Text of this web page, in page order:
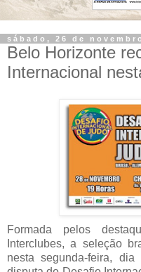
sábado, 26 de
Belo Horizonte
Internacional
Formada pelos
Interclubes, a seleção
nesta segunda-feira,